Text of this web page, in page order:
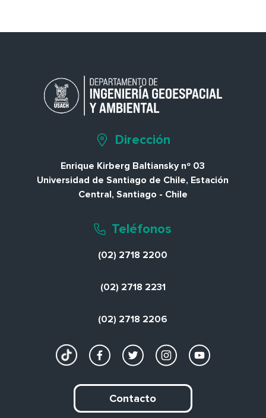
Dirección
Enrique Kirberg Baltiansky nº 03
Universidad de Santiago de Chile, Estación
Central, Santiago - Chile
Teléfonos
(02) 2718 2200
(02) 2718 2231
(02) 2718 2206
Contacto